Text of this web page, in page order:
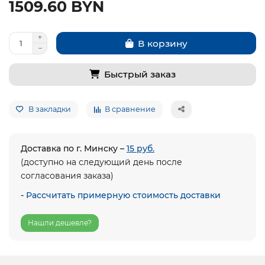
1509.60 BYN
В корзину
Быстрый заказ
В закладки В сравнение
Доставка по г. Минску – 15 руб.
(доступно на следующий день после
согласования заказа)
- Рассчитать примерную стоимость доставки
Нашли дешевле?